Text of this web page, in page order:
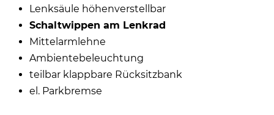
Lenksäule höhenverstellbar
Schaltwippen am Lenkrad
Mittelarmlehne
Ambientebeleuchtung
teilbar klappbare Rücksitzbank
el. Parkbremse